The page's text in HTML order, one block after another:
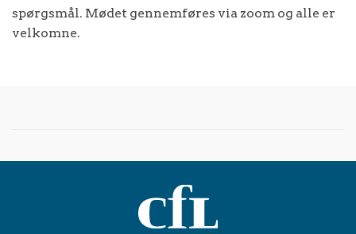
spørgsmål. Mødet gennemføres via zoom og alle er
velkomne.